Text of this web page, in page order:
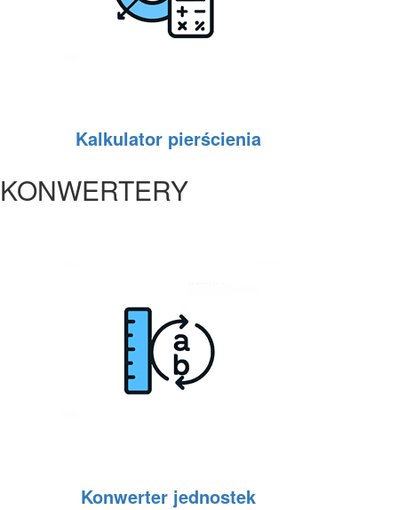
Kalkulator pierścienia
KONWERTERY
Konwerter jednostek